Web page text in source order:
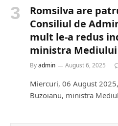
Romsilva are
Consiliul de
mult le-a redus
ministra Mediului
Byadmin August 6, 2025
Miercuri, 06 August
Buzoianu, ministra